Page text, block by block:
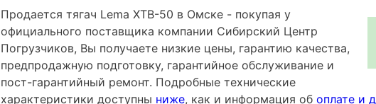
Продается тягач Lema XTB-50 в Омске - покупая у
официального поставщика компании Сибирский Центр
Погрузчиков, Вы получаете низкие цены, гарантию качества,
предпродажную подготовку, гарантийное обслуживание и
пост-гарантийный ремонт. Подробные технические
характеристики доступны ниже, как и информация об оплате и